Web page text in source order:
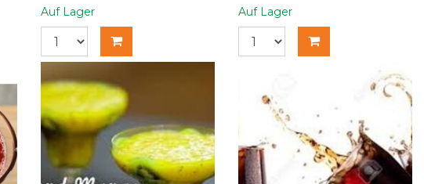
Auf Lager Auf Lager